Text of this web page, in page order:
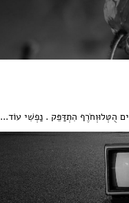
הֻטְּלוּוְחֹרֶף הִתְדַּפֵּק . נַפְשִׁי עוֹד...